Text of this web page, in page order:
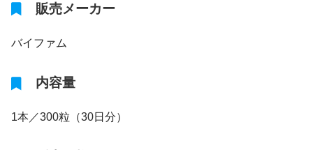
販売メーカー
バイファム
内容量
1本／300粒（30日分）